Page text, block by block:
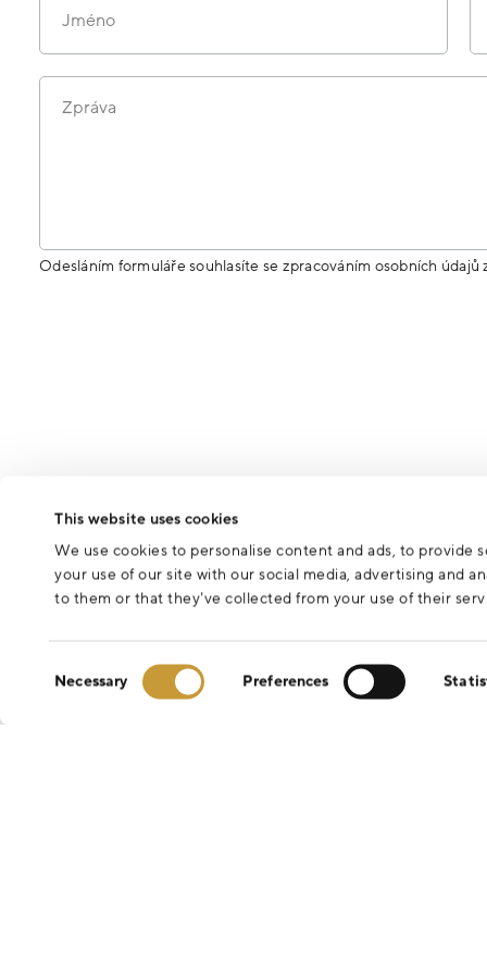
This website uses cookies
We use cookies to personalise content and ads, to provide
your use of our site with our social media, advertising and
to them or that they’ve collected from your use of their
Necessary Preferences
Jméno
Zpráva
Odesláním formuláře souhlasíte se zpracováním osobních údajů